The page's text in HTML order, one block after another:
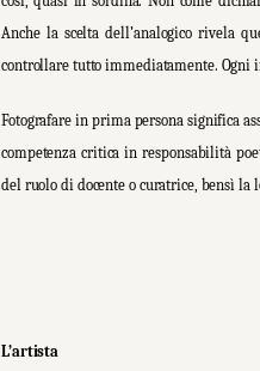
Anche la scelta dell’analogico rivela
controllare tutto immediatamente. Ogni
Fotografare in prima persona significa
competenza critica in responsabilità
del ruolo di docente o curatrice, bensì la
L’artista